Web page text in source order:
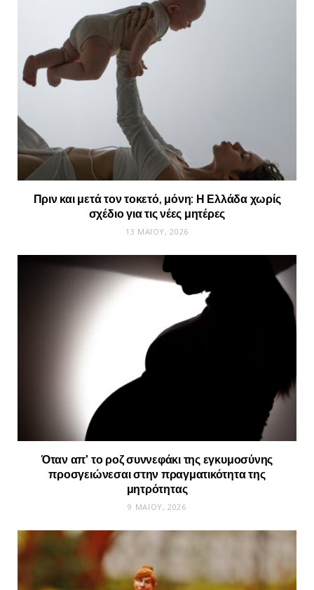
Πριν και μετά τον τοκετό, μόνη: Η Ελλάδα χωρίς
σχέδιο για τις νέες μητέρες
13 ΜΑΪ́ΟΥ, 2026
Όταν απ’ το ροζ συννεφάκι της εγκυμοσύνης
προσγειώνεσαι στην πραγματικότητα της
μητρότητας
9 ΜΑΪ́ΟΥ, 2026